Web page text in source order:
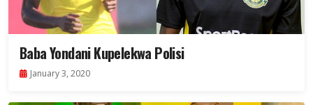
Baba Yondani Kupelekwa Polisi
January 3, 2020